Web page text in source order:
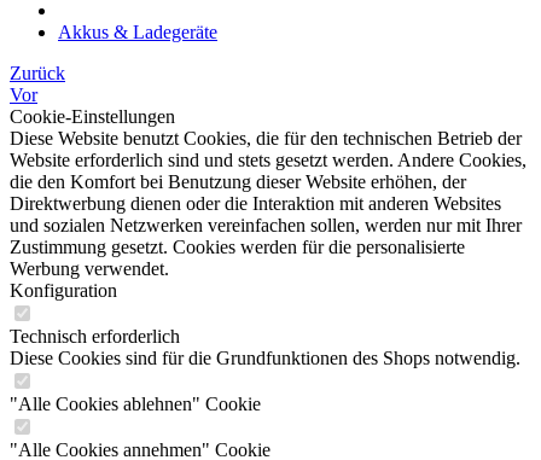
Akkus & Ladegeräte
Zurück
Vor
Cookie-Einstellungen
Diese Website benutzt Cookies, die für den technischen Betrieb der
Website erforderlich sind und stets gesetzt werden. Andere Cookies,
die den Komfort bei Benutzung dieser Website erhöhen, der
Direktwerbung dienen oder die Interaktion mit anderen Websites
und sozialen Netzwerken vereinfachen sollen, werden nur mit Ihrer
Zustimmung gesetzt. Cookies werden für die personalisierte
Werbung verwendet.
Konfiguration
Technisch erforderlich
Diese Cookies sind für die Grundfunktionen des Shops notwendig.
"Alle Cookies ablehnen" Cookie
"Alle Cookies annehmen" Cookie